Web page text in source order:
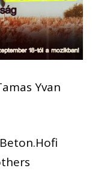
Yvan